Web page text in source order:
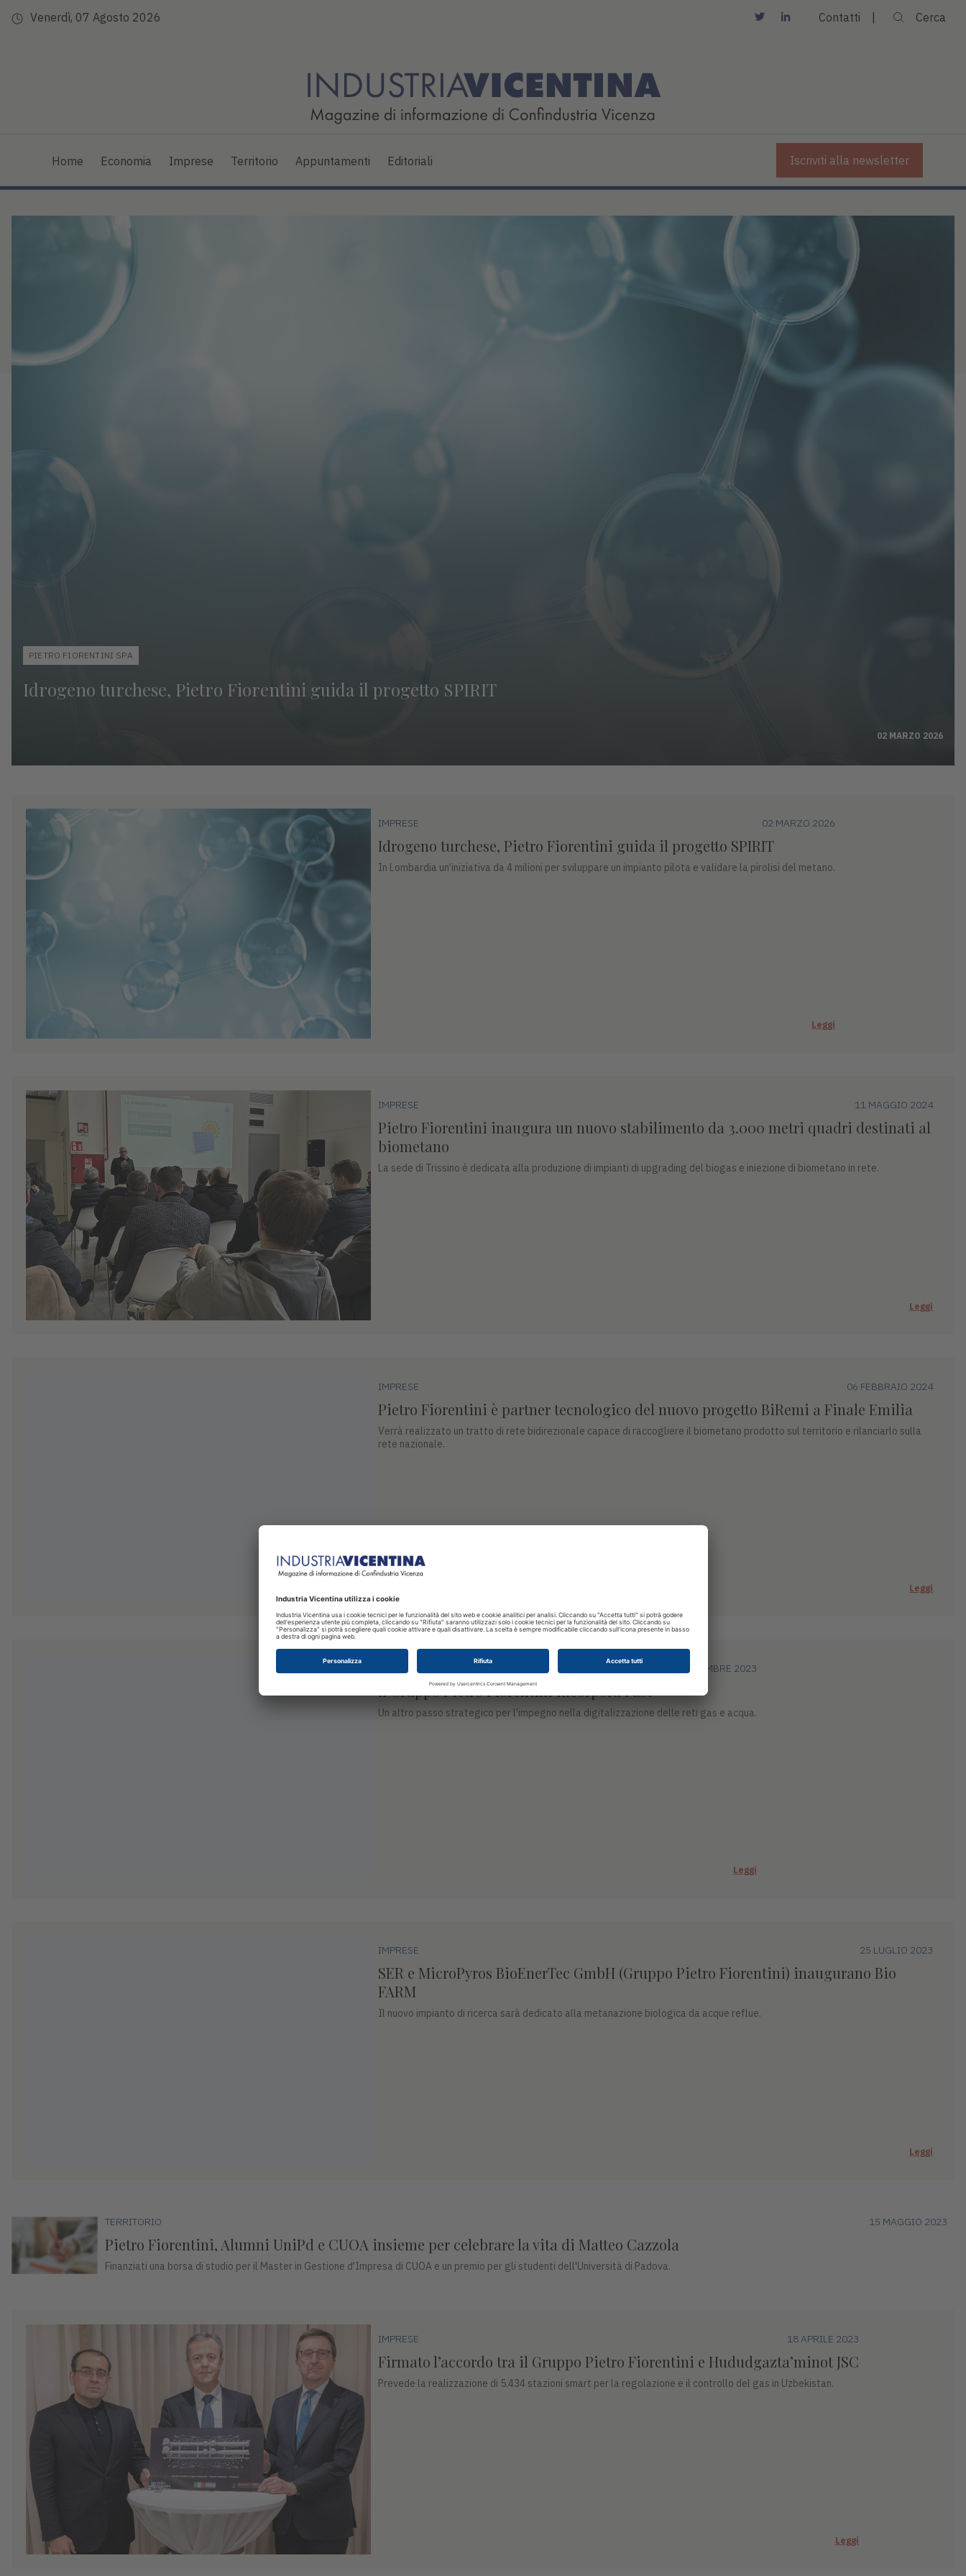
Venerdì, 07 Agosto 2026 Contatti Cerca
Home Economia Imprese Territorio Appuntamenti Editoriali Iscriviti alla newsletter
PIETRO FIORENTINI SPA
Idrogeno turchese, Pietro Fiorentini guida il progetto SPIRIT
02 MARZO 2026
IMPRESE 02 MARZO 2026
Idrogeno turchese, Pietro Fiorentini guida il progetto SPIRIT
In Lombardia un’iniziativa da 4 milioni per sviluppare un impianto pilota e validare la pirolisi del metano.
Leggi
IMPRESE 11 MAGGIO 2024
Pietro Fiorentini inaugura un nuovo stabilimento da 3.000 metri quadri destinati al
biometano
La sede di Trissino è dedicata alla produzione di impianti di upgrading del biogas e iniezione di biometano in rete.
Leggi
IMPRESE 06 FEBBRAIO 2024
Pietro Fiorentini è partner tecnologico del nuovo progetto BiRemi a Finale Emilia
Verrà realizzato un tratto di rete bidirezionale capace di raccogliere il biometano prodotto sul territorio e rilanciarlo sulla
rete nazionale.
Leggi
IMPRESE 21 NOVEMBRE 2023
Il Gruppo Pietro Fiorentini incorpora Fast
Un altro passo strategico per l’impegno nella digitalizzazione delle reti gas e acqua.
Leggi
IMPRESE 25 LUGLIO 2023
SER e MicroPyros BioEnerTec GmbH (Gruppo Pietro Fiorentini) inaugurano Bio
FARM
Il nuovo impianto di ricerca sarà dedicato alla metanazione biologica da acque reflue.
Leggi
TERRITORIO 15 MAGGIO 2023
Pietro Fiorentini, Alumni UniPd e CUOA insieme per celebrare la vita di Matteo Cazzola
Finanziati una borsa di studio per il Master in Gestione d'Impresa di CUOA e un premio per gli studenti dell'Università di Padova.
IMPRESE 18 APRILE 2023
Firmato l’accordo tra il Gruppo Pietro Fiorentini e Hududgazta’minot JSC
Prevede la realizzazione di 5.434 stazioni smart per la regolazione e il controllo del gas in Uzbekistan.
Leggi